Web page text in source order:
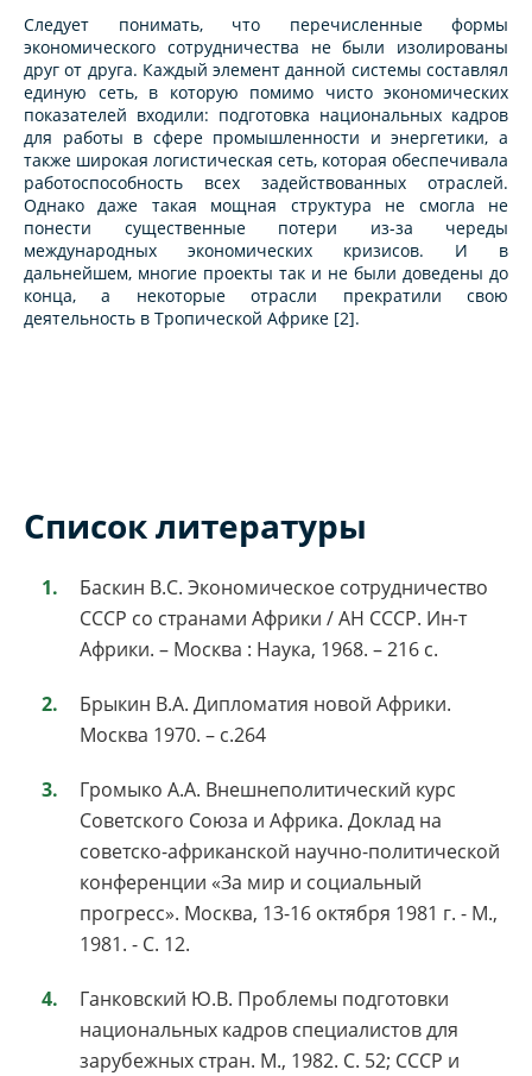
Следует понимать, что перечисленные формы
экономического сотрудничества не были изолированы
друг от друга. Каждый элемент данной системы составлял
единую сеть, в которую помимо чисто экономических
показателей входили: подготовка национальных кадров
для работы в сфере промышленности и энергетики, а
также широкая логистическая сеть, которая обеспечивала
работоспособность всех задействованных отраслей.
Однако даже такая мощная структура не смогла не
понести существенные потери из-за череды
международных экономических кризисов. И в
дальнейшем, многие проекты так и не были доведены до
конца, а некоторые отрасли прекратили свою
деятельность в Тропической Африке [2].
Список литературы
Баскин В.С. Экономическое сотрудничество
СССР со странами Африки / АН СССР. Ин-т
Африки. – Москва : Наука, 1968. – 216 с.
Брыкин В.А. Дипломатия новой Африки.
Москва 1970. – с.264
Громыко А.А. Внешнеполитический курс
Советского Союза и Африка. Доклад на
советско-африканской научно-политической
конференции «За мир и социальный
прогресс». Москва, 13-16 октября 1981 г. - М.,
1981. - С. 12.
Ганковский Ю.В. Проблемы подготовки
национальных кадров специалистов для
зарубежных стран. М., 1982. С. 52; СССР и